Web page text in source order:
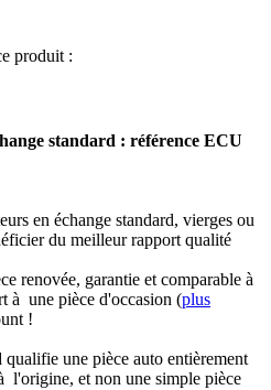
produit :
standard : référence ECU
en échange standard, vierges ou
du meilleur rapport qualité
renovée, garantie et comparable à
à une pièce d'occasion (plus
!
qualifie une pièce auto entièrement
l'origine, et non une simple pièce